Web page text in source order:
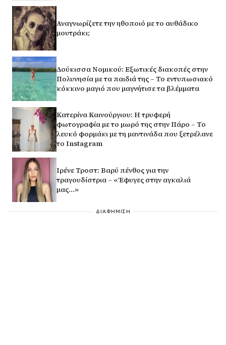
Αναγνωρίζετε την ηθοποιό με το αυθάδικο
μουτράκι;
Δούκισσα Νομικού: Εξωτικές διακοπές στην
Πολυνησία με τα παιδιά της – Το εντυπωσιακό
κόκκινο μαγιό που μαγνήτισε τα βλέμματα
Κατερίνα Καινούργιου: Η τρυφερή
φωτογραφία με το μωρό της στην Πάρο – Το
λευκό φορμάκι με τη μαντινάδα που ξετρέλανε
το Instagram
Ιρένε Τροστ: Βαρύ πένθος για την
τραγουδίστρια – «Έφυγες στην αγκαλιά
μας…»
ΔΙΑΦΗΜΙΣΗ